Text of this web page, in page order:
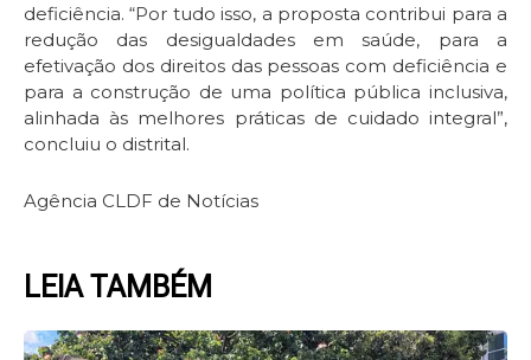
deficiência. “Por tudo isso, a proposta contribui para a
redução das desigualdades em saúde, para a
efetivação dos direitos das pessoas com deficiência e
para a construção de uma política pública inclusiva,
alinhada às melhores práticas de cuidado integral”,
concluiu o distrital.
Agência CLDF de Notícias
LEIA TAMBÉM
PagePagePagePagePage